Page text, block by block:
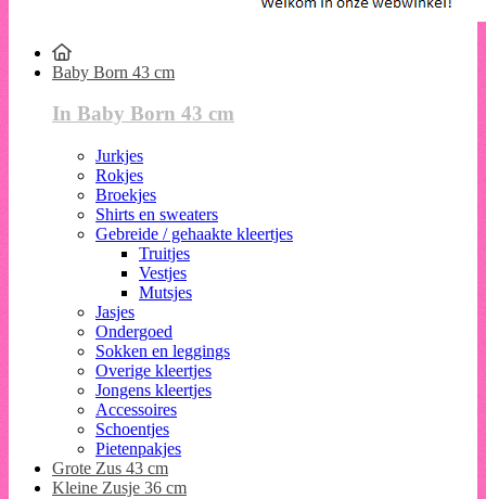
Baby Born 43 cm
In Baby Born 43 cm
Jurkjes
Rokjes
Broekjes
Shirts en sweaters
Gebreide / gehaakte kleertjes
Truitjes
Vestjes
Mutsjes
Jasjes
Ondergoed
Sokken en leggings
Overige kleertjes
Jongens kleertjes
Accessoires
Schoentjes
Pietenpakjes
Grote Zus 43 cm
Kleine Zusje 36 cm